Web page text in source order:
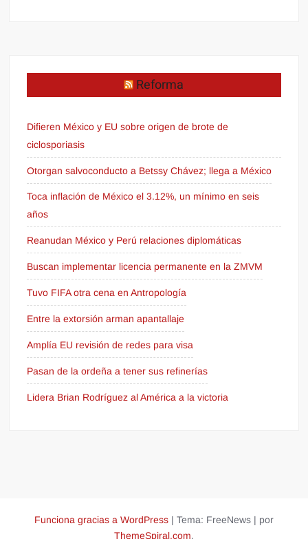
Reforma
Difieren México y EU sobre origen de brote de
ciclosporiasis
Otorgan salvoconducto a Betssy Chávez; llega a México
Toca inflación de México el 3.12%, un mínimo en seis
años
Reanudan México y Perú relaciones diplomáticas
Buscan implementar licencia permanente en la ZMVM
Tuvo FIFA otra cena en Antropología
Entre la extorsión arman apantallaje
Amplía EU revisión de redes para visa
Pasan de la ordeña a tener sus refinerías
Lidera Brian Rodríguez al América a la victoria
Funciona gracias a WordPress | Tema: FreeNews | por
ThemeSpiral.com.